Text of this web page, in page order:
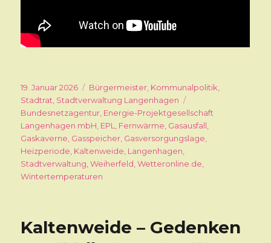
Veröffentlicht
am
19. Januar 2026 Kategorien
Bürgermeister Kommunalpolitik
Stadtrat Stadtverwaltung Langenhagen
Bundesnetzagentur Energie-Projektgesellschaft
Langenhagen mbH EPL Fernwärme Gasausfall
Gaskaverne Gasspeicher Gasversorgungslage
Heizperiode Kaltenweide Langenhagen
Stadtverwaltung ,Weiherfeld ,Wetteronline.de
Wintertemperaturen
Kaltenweide – Gedenken